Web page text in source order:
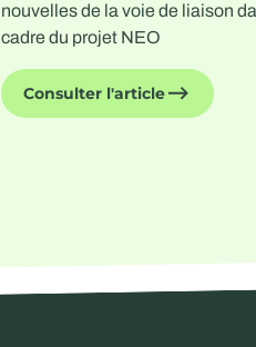
nouvelles de la voie de liaison
cadre du projet NEO
Consulter l'article